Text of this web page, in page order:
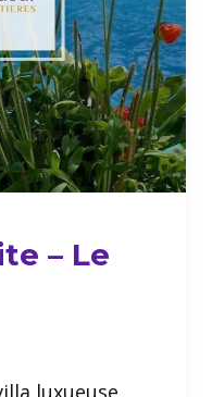
– Le
luxueuse